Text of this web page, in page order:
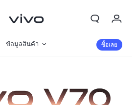
ข้อมูลสินค้า
รายละเอียดจำเพาะ
ซื้อเลย